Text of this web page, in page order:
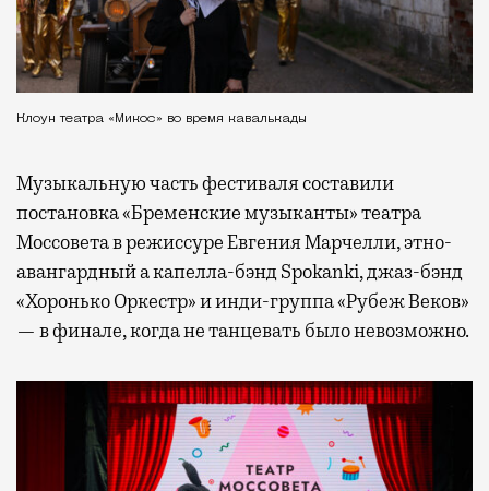
Клоун театра «Микос» во время кавалькады
Музыкальную часть фестиваля составили
постановка «Бременские музыканты» театра
Моссовета в режиссуре Евгения Марчелли, этно-
авангардный а капелла-бэнд Spokanki, джаз-бэнд
«Хоронько Оркестр» и инди-группа «Рубеж Веков»
— в финале, когда не танцевать было невозможно.